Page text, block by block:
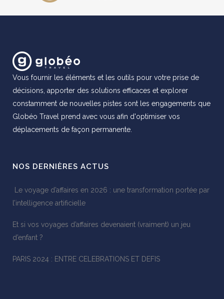
Vous fournir les éléments et les outils pour votre prise de
décisions, apporter des solutions efficaces et explorer
constamment de nouvelles pistes sont les engagements que
Globéo Travel prend avec vous afin d'optimiser vos
déplacements de façon permanente.
NOS DERNIÈRES ACTUS
Le voyage d’affaires en 2026 : une transformation portée par
l’intelligence artificielle
Et si vos voyages d’affaires devenaient (vraiment) un jeu
d’enfant ?
PARIS 2024 : ENTRE CELEBRATIONS ET DEFIS